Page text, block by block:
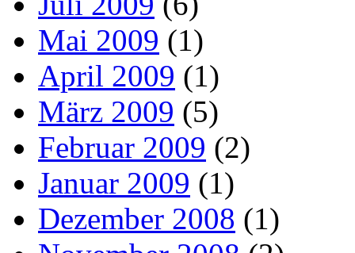
Mai 2009 (1)
April 2009 (1)
März 2009 (5)
Februar 2009 (2)
Januar 2009 (1)
Dezember 2008 (1)